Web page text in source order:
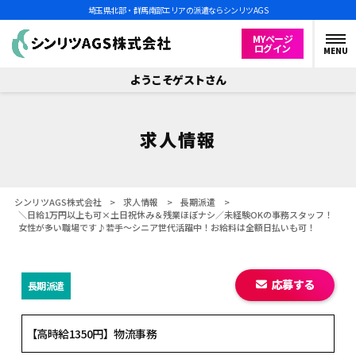
埼玉県北部・群馬南部エリアの派遣ならシンリツAGS
MYページ
ログイン MENU
ようこそゲストさん
求人情報
シンリツAGS株式会社 > 求人情報 > 長期派遣>
＼日給1万円以上も可×土日祝休み＆残業ほぼナシ／未経験OKの事務スタッフ！
女性が多い職場です♪若手～シニア世代活躍中！お給料は全額日払いも可！
【高時給1350円】物流事務
長期派遣 応募する